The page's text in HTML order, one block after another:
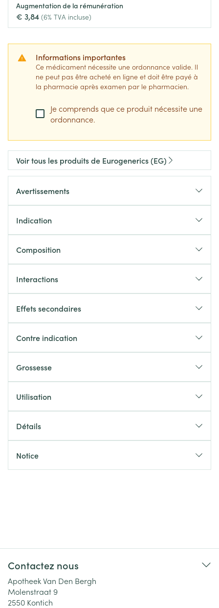
Augmentation de la rémunération
€ 3,84 (6% TVA incluse)
Informations importantes
Ce médicament nécessite une ordonnance valide. Il
ne peut pas être acheté en ligne et doit être payé à
la pharmacie après examen par le pharmacien.
Je comprends que ce produit nécessite une
ordonnance.
Voir tous les produits de Eurogenerics (EG)
Avertissements
Indication
Composition
Interactions
Effets secondaires
Contre indication
Grossesse
Utilisation
Détails
Notice
Contactez nous
Apotheek Van Den Bergh
Molenstraat 9
2550 Kontich